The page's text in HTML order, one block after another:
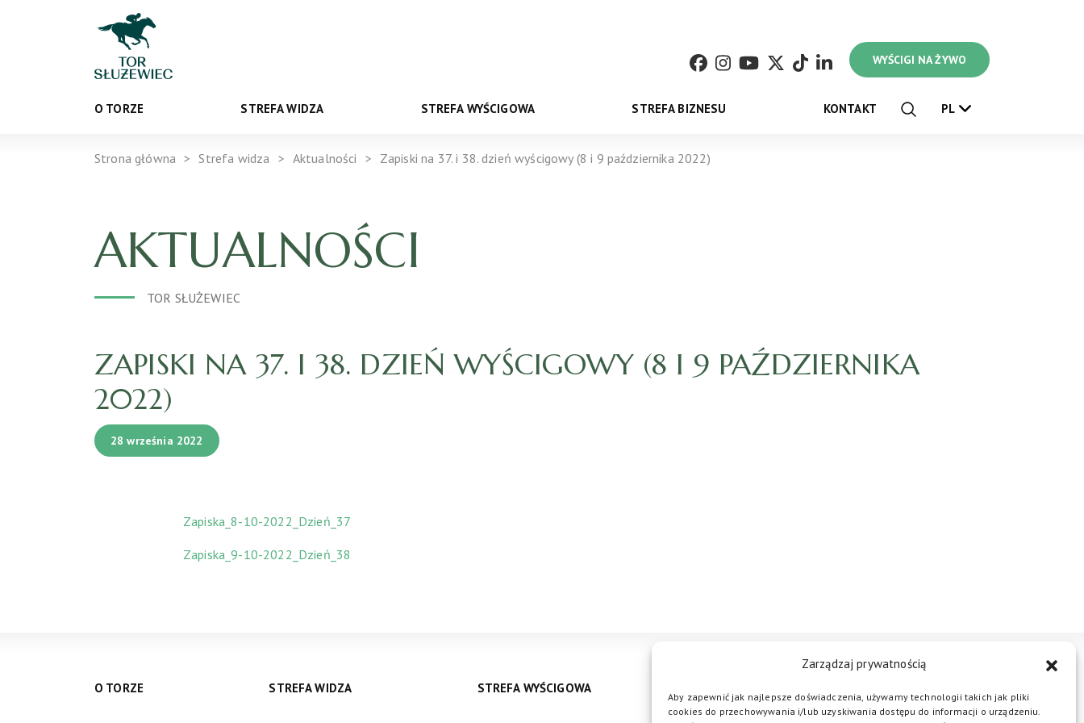
Zarządzaj prywatnością
Aby zapewnić jak najlepsze doświadczenia, używamy technologii takich jak pliki
cookies do przechowywania i/lub uzyskiwania dostępu do informacji o urządzeniu.
WYŚCIGI NA ŻYWO
O TORZE STREFA WIDZA STREFA WYŚCIGOWA STREFA BIZNESU KONTAKT PL
Strona główna Strefa widza Aktualności Zapiski na 37. i 38. dzień wyścigowy (8 i 9 października 2022)
AKTUALNOŚCI
TOR SŁUŻEWIEC
ZAPISKI NA 37. I 38. DZIEŃ WYŚCIGOWY (8 I 9 PAŹDZIERNIKA
2022)
28 września 2022
Zapiska_8-10-2022_Dzień_37
Zapiska_9-10-2022_Dzień_38
O TORZE STREFA WIDZA STREFA WYŚCIGOWA